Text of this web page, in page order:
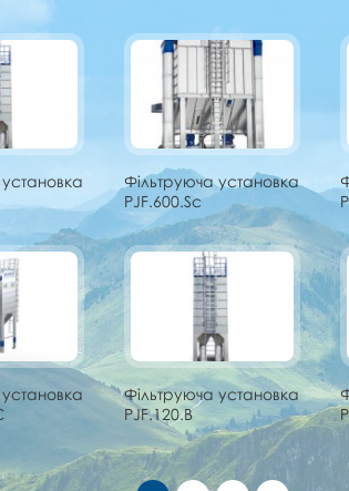
Фільтруюча установка
PJF.600.Sc
Фільтруюча установка
PJF.120.B